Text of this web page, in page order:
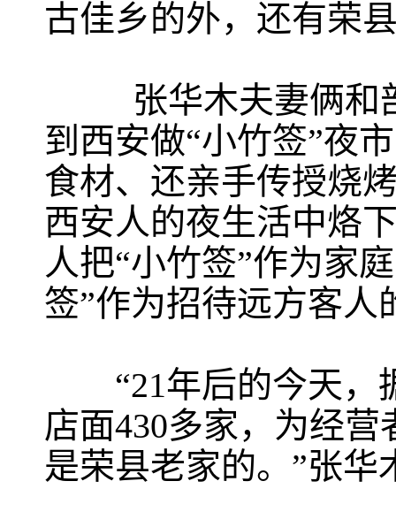
古佳乡的外，还有荣
张华木夫妻俩和部
到西安做“小竹签”夜
食材、还亲手传授烧
西安人的夜生活中烙
人把“小竹签”作为家
签”作为招待远方客人
“21年后的今天，据
店面430多家，为经营
是荣县老家的。”张华